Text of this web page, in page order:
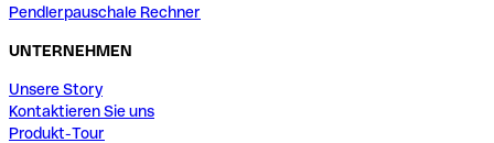
Pendlerpauschale Rechner
UNTERNEHMEN
Unsere Story
Kontaktieren Sie uns
Produkt-Tour